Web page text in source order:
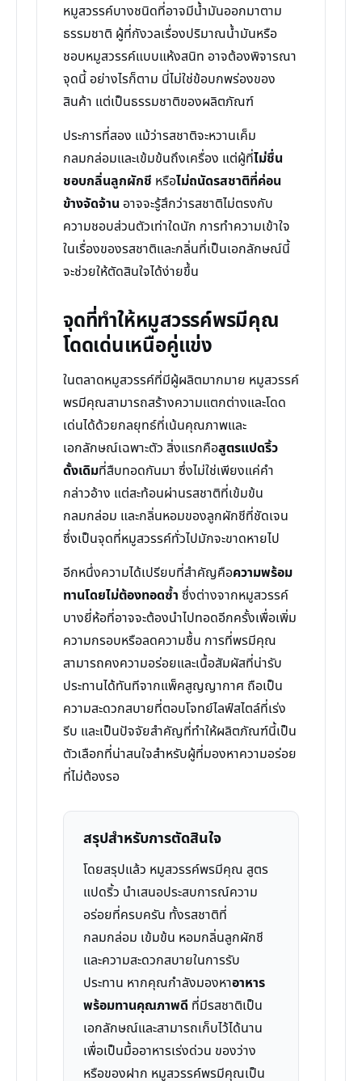
หมูสวรรค์บางชนิดที่อาจมีน้ำมันออกมาตาม
ธรรมชาติ ผู้ที่กังวลเรื่องปริมาณน้ำมันหรือ
ชอบหมูสวรรค์แบบแห้งสนิท อาจต้องพิจารณา
จุดนี้ อย่างไรก็ตาม นี่ไม่ใช่ข้อบกพร่องของ
สินค้า แต่เป็นธรรมชาติของผลิตภัณฑ์
ประการที่สอง แม้ว่ารสชาติจะหวานเค็ม
กลมกล่อมและเข้มข้นถึงเครื่อง แต่ผู้ที่ไม่ชื่น
ชอบกลิ่นลูกผักชี หรือไม่ถนัดรสชาติที่ค่อน
ข้างจัดจ้าน อาจจะรู้สึกว่ารสชาติไม่ตรงกับ
ความชอบส่วนตัวเท่าใดนัก การทำความเข้าใจ
ในเรื่องของรสชาติและกลิ่นที่เป็นเอกลักษณ์นี้
จะช่วยให้ตัดสินใจได้ง่ายขึ้น
จุดที่ทำให้หมูสวรรค์พรมีคุณ
โดดเด่นเหนือคู่แข่ง
ในตลาดหมูสวรรค์ที่มีผู้ผลิตมากมาย หมูสวรรค์
พรมีคุณสามารถสร้างความแตกต่างและโดด
เด่นได้ด้วยกลยุทธ์ที่เน้นคุณภาพและ
เอกลักษณ์เฉพาะตัว สิ่งแรกคือสูตรแปดริ้ว
ดั้งเดิมที่สืบทอดกันมา ซึ่งไม่ใช่เพียงแค่คำ
กล่าวอ้าง แต่สะท้อนผ่านรสชาติที่เข้มข้น
กลมกล่อม และกลิ่นหอมของลูกผักชีที่ชัดเจน
ซึ่งเป็นจุดที่หมูสวรรค์ทั่วไปมักจะขาดหายไป
อีกหนึ่งความได้เปรียบที่สำคัญคือความพร้อม
ทานโดยไม่ต้องทอดซ้ำ ซึ่งต่างจากหมูสวรรค์
บางยี่ห้อที่อาจจะต้องนำไปทอดอีกครั้งเพื่อเพิ่ม
ความกรอบหรือลดความชื้น การที่พรมีคุณ
สามารถคงความอร่อยและเนื้อสัมผัสที่น่ารับ
ประทานได้ทันทีจากแพ็คสูญญากาศ ถือเป็น
ความสะดวกสบายที่ตอบโจทย์ไลฟ์สไตล์ที่เร่ง
รีบ และเป็นปัจจัยสำคัญที่ทำให้ผลิตภัณฑ์นี้เป็น
ตัวเลือกที่น่าสนใจสำหรับผู้ที่มองหาความอร่อย
ที่ไม่ต้องรอ
สรุปสำหรับการตัดสินใจ
โดยสรุปแล้ว หมูสวรรค์พรมีคุณ สูตร
แปดริ้ว นำเสนอประสบการณ์ความ
อร่อยที่ครบครัน ทั้งรสชาติที่
กลมกล่อม เข้มข้น หอมกลิ่นลูกผักชี
และความสะดวกสบายในการรับ
ประทาน หากคุณกำลังมองหาอาหาร
พร้อมทานคุณภาพดี ที่มีรสชาติเป็น
เอกลักษณ์และสามารถเก็บไว้ได้นาน
เพื่อเป็นมื้ออาหารเร่งด่วน ของว่าง
หรือของฝาก หมูสวรรค์พรมีคุณเป็น